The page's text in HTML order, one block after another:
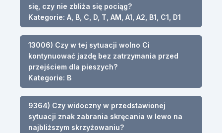
się, czy nie zbliża się pociąg?
Kategorie: A, B, C, D, T, AM, A1, A2, B1, C1, D1
13006) Czy w tej sytuacji wolno Ci
kontynuować jazdę bez zatrzymania przed
przejściem dla pieszych?
Kategorie: B
9364) Czy widoczny w przedstawionej
sytuacji znak zabrania skręcania w lewo na
najbliższym skrzyżowaniu?